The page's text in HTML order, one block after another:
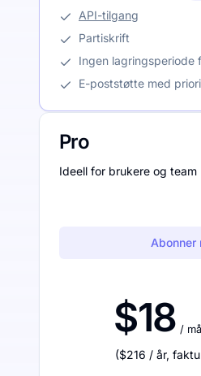
API-tilgang
Partiskrift
Ingen lagringsperiode
E-poststøtte med
Pro
Ideell for brukere og team
Abonner
$18 /
($216 / år,